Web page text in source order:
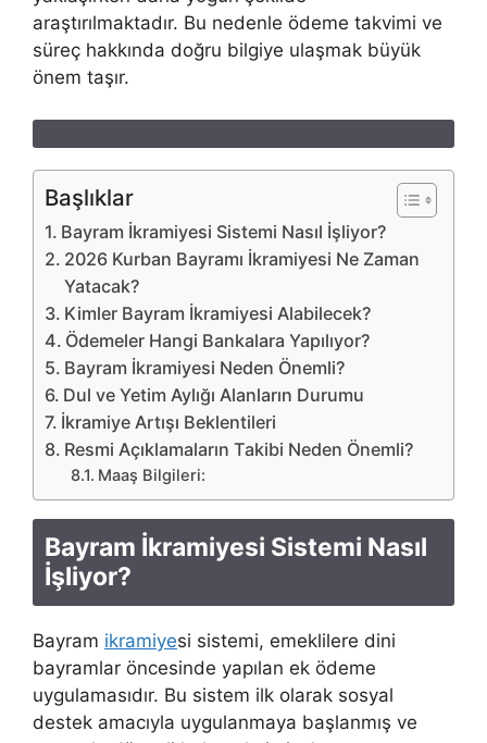
araştırılmaktadır. Bu nedenle ödeme takvimi ve
süreç hakkında doğru bilgiye ulaşmak büyük
önem taşır.
Başlıklar
Bayram İkramiyesi Sistemi Nasıl İşliyor?
2026 Kurban Bayramı İkramiyesi Ne Zaman
Yatacak?
Kimler Bayram İkramiyesi Alabilecek?
Ödemeler Hangi Bankalara Yapılıyor?
Bayram İkramiyesi Neden Önemli?
Dul ve Yetim Aylığı Alanların Durumu
İkramiye Artışı Beklentileri
Resmi Açıklamaların Takibi Neden Önemli?
Maaş Bilgileri:
Bayram İkramiyesi Sistemi Nasıl
İşliyor?
Bayram ikramiyesi sistemi, emeklilere dini
bayramlar öncesinde yapılan ek ödeme
uygulamasıdır. Bu sistem ilk olarak sosyal
destek amacıyla uygulanmaya başlanmış ve